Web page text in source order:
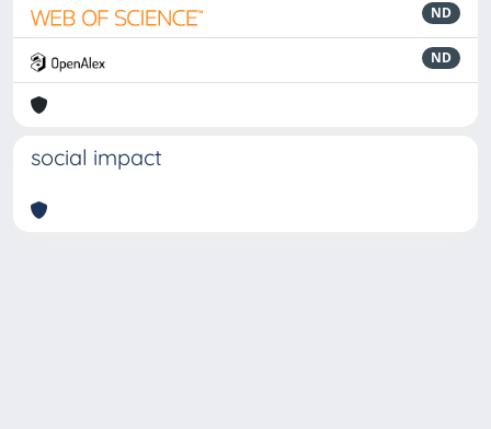
ND
ND
social impact